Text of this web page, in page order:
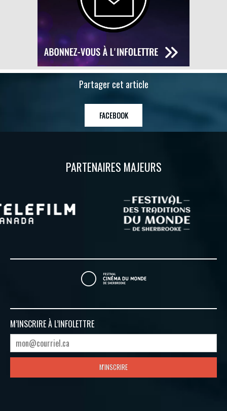
Partager cet article
FACEBOOK
PARTENAIRES MAJEURS
M’INSCRIRE À L’INFOLETTRE
M'INSCRIRE